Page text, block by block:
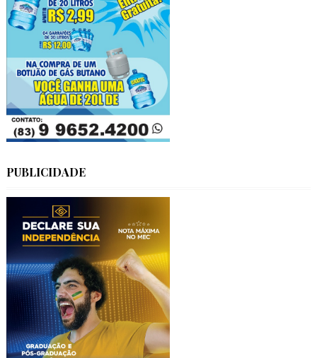
PUBLICIDADE